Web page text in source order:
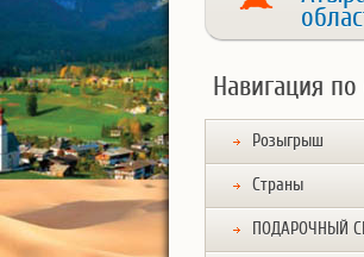
Навигация по
Розыгрыш
Страны
ПОДАРОЧНЫЙ